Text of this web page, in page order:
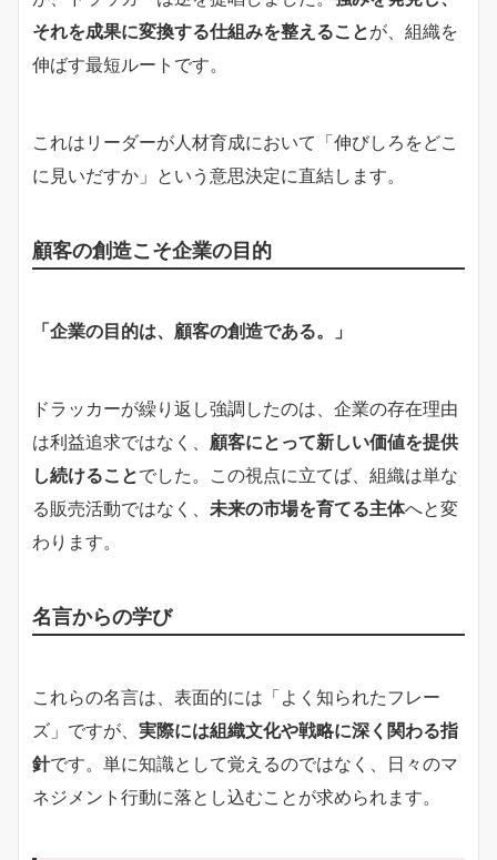
それを成果に変換する仕組みを整えることが、組織を
伸ばす最短ルートです。
これはリーダーが人材育成において「伸びしろをどこ
に見いだすか」という意思決定に直結します。
顧客の創造こそ企業の目的
「企業の目的は、顧客の創造である。」
ドラッカーが繰り返し強調したのは、企業の存在理由
は利益追求ではなく、 顧客にとって新しい価値を提供
し続けることでした。この視点に立てば、組織は単な
る販売活動ではなく、 未来の市場を育てる主体へと変
わります。
名言からの学び
これらの名言は、表面的には「よく知られたフレー
ズ」ですが、 実際には組織文化や戦略に深く関わる指
針です。単に知識として覚えるのではなく、日々のマ
ネジメント行動に落とし込むことが求められます。